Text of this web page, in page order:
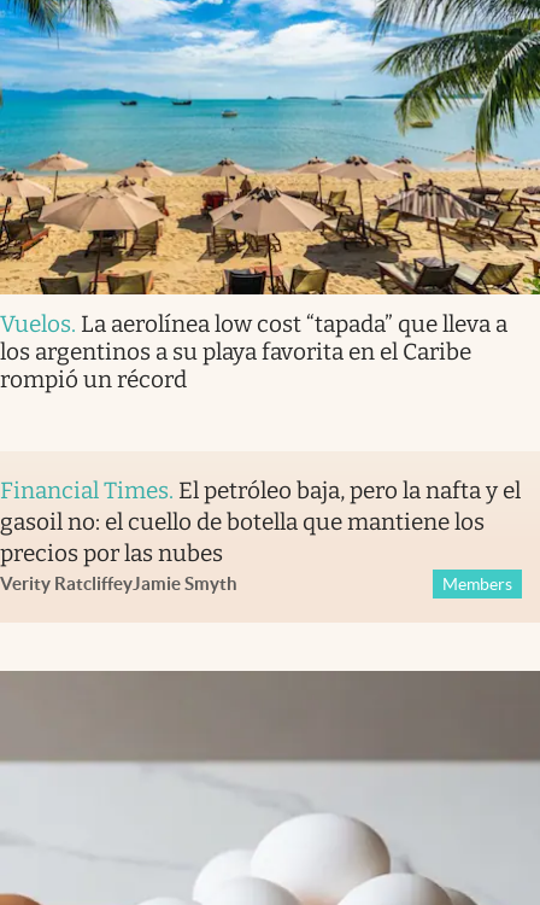
Vuelos. La aerolínea low cost “tapada” que lleva a
los argentinos a su playa favorita en el Caribe
rompió un récord
Financial Times. El petróleo baja, pero la nafta y el
gasoil no: el cuello de botella que mantiene los
precios por las nubes
Verity RatcliffeyJamie Smyth Members